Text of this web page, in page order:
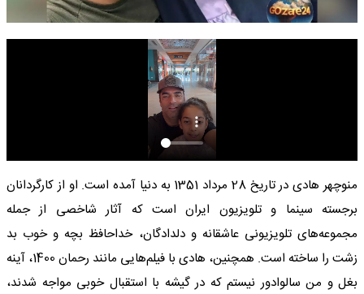
منوچهر هادی در تاریخ 28 مرداد 1351 به دنیا آمده است. او از کارگردانان
برجسته سینما و تلویزیون ایران است که آثار شاخصی از جمله
مجموعه‌های تلویزیونی عاشقانه و دلدادگان، خداحافظ بچه و خوب بد
زشت را ساخته است. همچنین، هادی با فیلم‌هایی مانند رحمان 1400، آینه
بغل و من سالوادور نیستم که در گیشه با استقبال خوبی مواجه شدند،